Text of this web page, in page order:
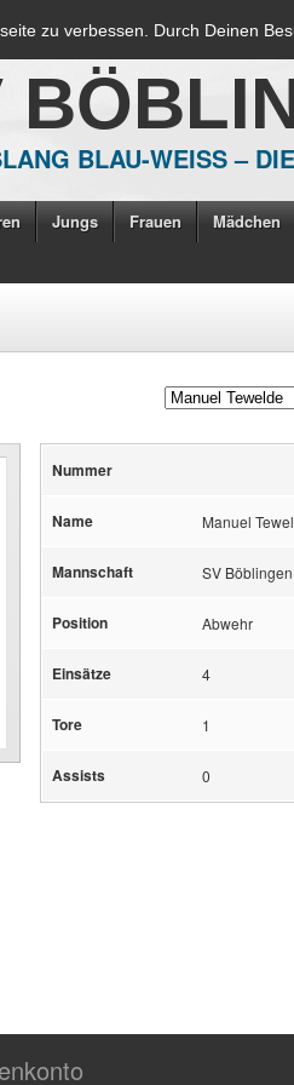
zu verbessen. Durch Deinen
BLAU-WEISS –
Jungs Frauen Mädchen
Nummer
Name Manuel
Mannschaft SV
Position Abwehr
Einsätze 4
Tore 1
Assists 0